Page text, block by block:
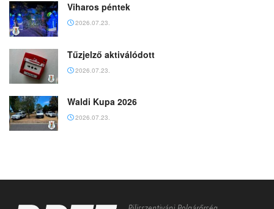
Viharos péntek
2026.07.23.
Tűzjelző aktiválódott
2026.07.23.
Waldi Kupa 2026
2026.07.23.